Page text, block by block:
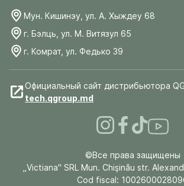
Мун. Кишинэу, ул. А. Хыждеу 68
г. Бэлць, ул. М. Витязул 65
г. Комрат, ул. Федько 39
Официальный сайт дистрибьютора
tech.qgroup.md
©Все права защищены
„Victiana" SRL Mun. Chişinău str.
Cod fiscal: